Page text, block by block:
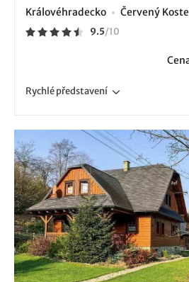
Královéhradecko Červený
9.5/10
Rychlépředstavení